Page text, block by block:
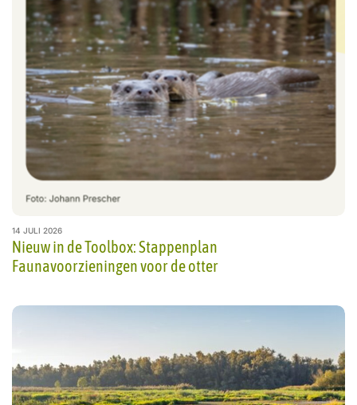
14 JULI 2026
Nieuw in de Toolbox: Stappenplan
Faunavoorzieningen voor de otter